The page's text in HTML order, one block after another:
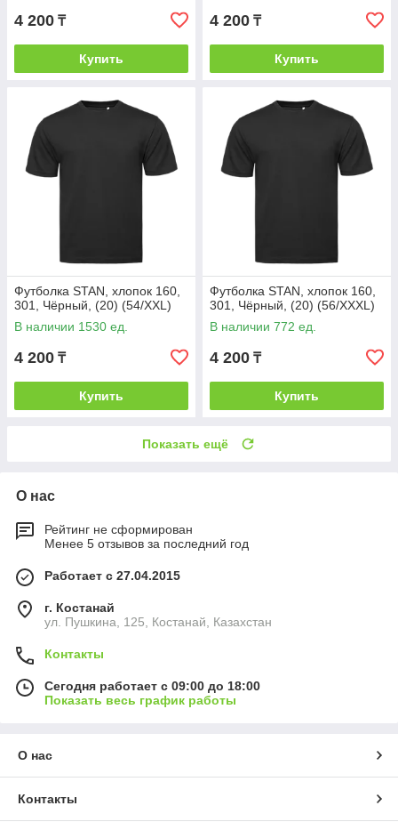
4 200 ₸
Купить
4 200 ₸
Купить
Футболка STAN, хлопок 160,
301, Чёрный, (20) (54/XXL)
В наличии 1530 ед.
4 200 ₸
Купить
Футболка STAN, хлопок 160,
301, Чёрный, (20) (56/XXXL)
В наличии 772 ед.
4 200 ₸
Купить
Показать ещё
О нас
Рейтинг не сформирован
Менее 5 отзывов за последний год
Работает с 27.04.2015
г. Костанай
ул. Пушкина, 125, Костанай, Казахстан
Контакты
Сегодня работает с 09:00 до 18:00
Показать весь график работы
О нас
Контакты